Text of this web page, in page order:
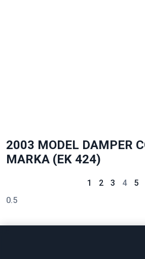
2003 MODEL DAMPER
MARKA (EK 424)
1 2 3 4 5